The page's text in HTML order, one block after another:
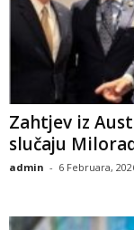
Zahtjev iz
slučaju
admin - 6 Februara,